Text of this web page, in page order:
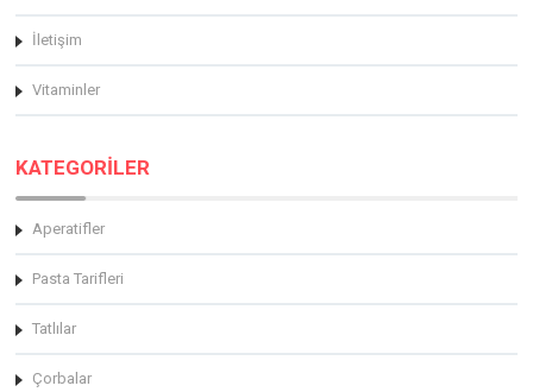
İletişim
Vitaminler
KATEGORİLER
Aperatifler
Pasta Tarifleri
Tatlılar
Çorbalar